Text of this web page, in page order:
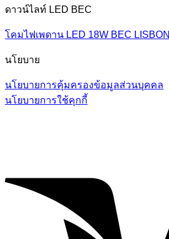
ดาวน์ไลท์ LED BEC
โคมไฟเพดาน LED 18W BEC LISBON
นโยบาย
นโยบายการคุ้มครองข้อมูลส่วนบุคคล
นโยบายการใช้คุกกี้